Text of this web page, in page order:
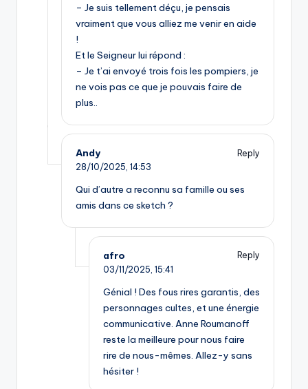
– Je suis tellement déçu, je pensais
vraiment que vous alliez me venir en aide
!
Et le Seigneur lui répond :
– Je t’ai envoyé trois fois les pompiers, je
ne vois pas ce que je pouvais faire de
plus..
Andy
Reply
28/10/2025, 14:53
Qui d’autre a reconnu sa famille ou ses
amis dans ce sketch ?
afro
Reply
03/11/2025, 15:41
Génial ! Des fous rires garantis, des
personnages cultes, et une énergie
communicative. Anne Roumanoff
reste la meilleure pour nous faire
rire de nous-mêmes. Allez-y sans
hésiter !